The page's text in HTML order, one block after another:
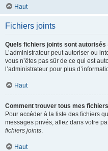
Haut
Fichiers joints
Quels fichiers joints sont autorisés
L’administrateur peut autoriser ou
vous n’êtes pas sûr de ce qui est
l’administrateur pour plus
Haut
Comment trouver tous mes
Pour accéder à la liste des fichiers
messages privés, allez dans votre
fichiers joints.
Haut